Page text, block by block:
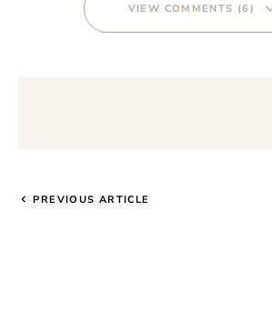
VIEW COMMENTS (6)
PREVIOUS ARTICLE